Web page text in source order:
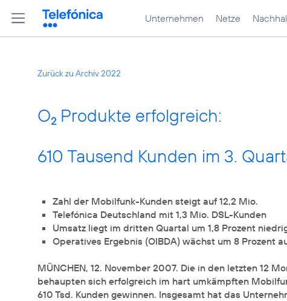
Unternehmen Netze
Zurück zu Archiv 2022
O2 Produkte erfolgreich:
610 Tausend Kunden im 3.
Zahl der Mobilfunk-Kunden steigt auf 12,2 Mio.
Telefónica Deutschland mit 1,3 Mio. DSL-Kunden
Umsatz liegt im dritten Quartal um 1,8 Prozent
Operatives Ergebnis (OIBDA) wächst um 8 Prozent
MÜNCHEN, 12. November 2007. Die in den letzten 12
behaupten sich erfolgreich im hart umkämpften
610 Tsd. Kunden gewinnen. Insgesamt hat das